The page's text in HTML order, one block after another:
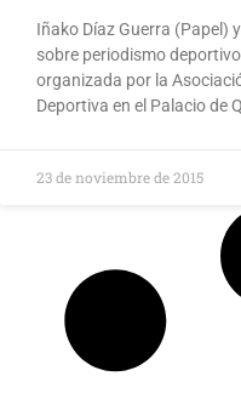
Iñako Díaz Guerra (Papel)
sobre periodismo
organizada por la
Deportiva en el Palacio de
23 de noviembre de 2015